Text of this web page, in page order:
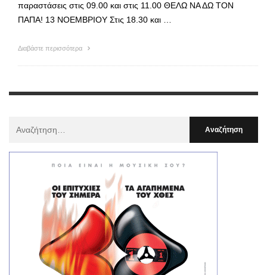
παραστάσεις στις 09.00 και στις 11.00 ΘΕΛΩ ΝΑ ΔΩ ΤΟΝ
ΠΑΠΑ! 13 ΝΟΕΜΒΡΙΟΥ Στις 18.30 και …
Διαβάστε περισσότερα
: